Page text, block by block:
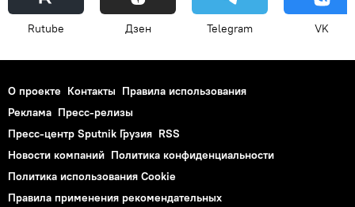
Rutube Дзен Telegram VK
О проекте Контакты Правила использования
Реклама Пресс-релизы
Пресс-центр Sputnik Грузия RSS
Новости компаний Политика конфиденциальности
Политика использования Cookie
Правила применения рекомендательных